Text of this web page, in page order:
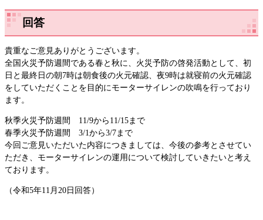
回答
貴重なご意見ありがとうございます。
全国火災予防週間である春と秋に、火災予防の啓発活動として、初
日と最終日の朝7時は朝食後の火元確認、夜9時は就寝前の火元確認
をしていただくことを目的にモーターサイレンの吹鳴を行っており
ます。
秋季火災予防週間 11/9から11/15まで
春季火災予防週間 3/1から3/7まで
今回ご意見いただいた内容につきましては、今後の参考とさせてい
ただき、モーターサイレンの運用について検討していきたいと考え
ております。
（令和5年11月20日回答）